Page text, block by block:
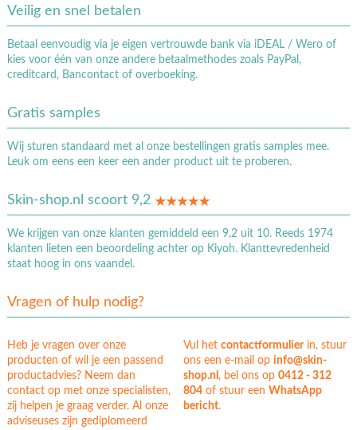
Veilig en snel betalen
Betaal eenvoudig via je eigen vertrouwde bank via iDEAL / Wero of
kies voor één van onze andere betaalmethodes zoals PayPal,
creditcard, Bancontact of overboeking.
Gratis samples
Wij sturen standaard met al onze bestellingen gratis samples mee.
Leuk om eens een keer een ander product uit te proberen.
Skin-shop.nl scoort 9,2
We krijgen van onze klanten gemiddeld een 9,2 uit 10. Reeds 1974
klanten lieten een beoordeling achter op Kiyoh. Klanttevredenheid
staat hoog in ons vaandel.
Vragen of hulp nodig?
Heb je vragen over onze
producten of wil je een passend
productadvies? Neem dan
contact op met onze specialisten,
zij helpen je graag verder. Al onze
adviseuses zijn gediplomeerd
Vul hetcontactformulierin, stuur
ons een e-mail op info@skin-
shop.nl, bel ons op0412 - 312
804 of stuur eenWhatsApp
bericht.